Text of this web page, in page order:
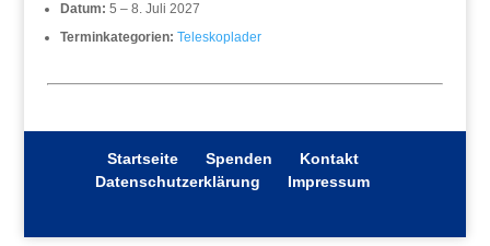
Datum: 5 – 8. Juli 2027
Terminkategorien: Teleskoplader
Startseite Spenden
Kontakt
Datenschutzerklärung
Impressum